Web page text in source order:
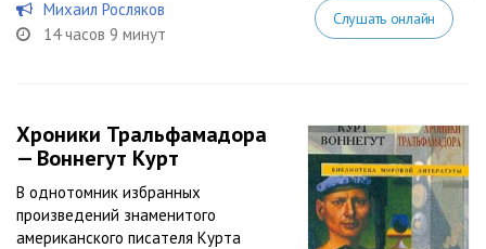
Михаил Росляков
14 часов 9 минут
Слушать онлайн
Хроники Тральфамадора
— Воннегут Курт
В однотомник избранных
произведений знаменитого
американского писателя Курта